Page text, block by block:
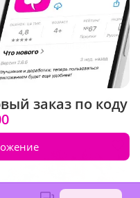
4.9(187)
"На счастливой
волне"
В наличии
630 ₽заказ по коду